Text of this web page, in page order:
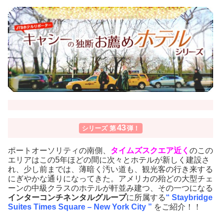
シリーズ 第43弾！
ポートオーソリティの南側、 タイムズスクエア近く のこの
エリアはこの5年ほどの間に次々とホテルが新しく建設さ
れ、少し前までは、薄暗く汚い道も、観光客の行き来する
にぎやかな通りになってきた。アメリカの殆どの大型チェ
ーンの中級クラスのホテルが軒並み建つ、その一つになる
インターコンチネンタルグループに所属する“ Staybridge
Suites Times Square – New York City ” をご紹介！！